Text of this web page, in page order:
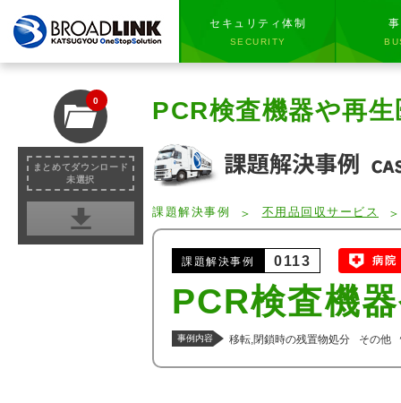
セキュリティ体制
SECURITY
PCR検査機器や再
課題解決事例 不用品回収サービス
課題解決事例 0113 病院
PCR検査機
事例内容 移転,閉鎖時の残置物処分 その他
0
まとめてダウンロード
未選択